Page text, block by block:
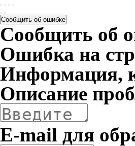
Сообщить об ошибке
Сообщить об
Ошибка на
Информация,
Описание
E-mail для